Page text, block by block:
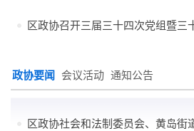
政协要闻 会议活动 通知公告